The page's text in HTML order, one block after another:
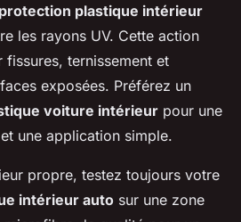
protection plastique intérieur
les rayons UV. Cette action
ternissement et
exposées. Préférez un
voiture intérieur pour une
une application simple.
propre, testez toujours votre
intérieur auto sur une zone